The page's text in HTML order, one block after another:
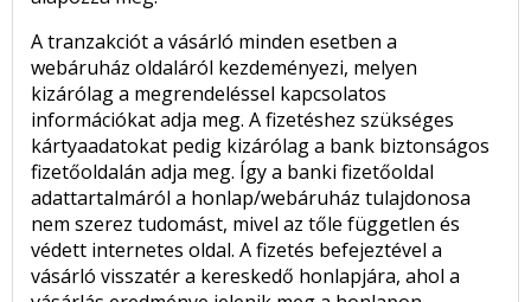
A tranzakciót a vásárló minden esetben a
webáruház oldaláról kezdeményezi, melyen
kizárólag a megrendeléssel kapcsolatos
információkat adja meg. A fizetéshez szükséges
kártyaadatokat pedig kizárólag a bank biztonságos
fizetőoldalán adja meg. Így a banki fizetőoldal
adattartalmáról a honlap/webáruház tulajdonosa
nem szerez tudomást, mivel az tőle független és
védett internetes oldal. A fizetés befejeztével a
vásárló visszatér a kereskedő honlapjára, ahol a